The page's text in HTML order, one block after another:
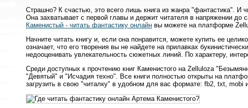
Страшно? К счастью, это всего лишь книга из жанра "фантастика". И
Она захватывает с первой главы и держит читателя в напряжении до
Каменистый - читать фантастику онлайн вы можете на платформе
Начните читать книгу и, если она понравится, можете купить ее
означает, что его творения вы не найдете на прилавках
недооценивать увлекательность сюжетных линий. По характеру,
Среди доступных к прочтению книг Каменистого на Zelluloza
"Девятый" и "Исчадия техно". Все книги полностью открыты на
загрузить в свою "читалку" в удобном для вас формате: fb2, txt, mobi и